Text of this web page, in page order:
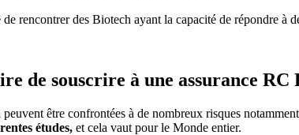
rencontrer des Biotech ayant la capacité de répondre à
de souscrire à une assurance
être confrontées à de nombreux risques
études, et cela vaut pour le Monde entier.